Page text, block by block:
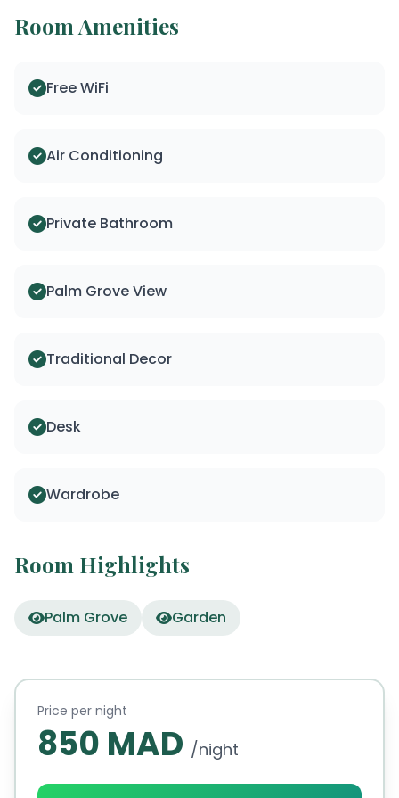
Room Amenities
Free WiFi
Air Conditioning
Private Bathroom
Palm Grove View
Traditional Decor
Desk
Wardrobe
Room Highlights
Palm Grove Garden
Price per night
850 MAD /night